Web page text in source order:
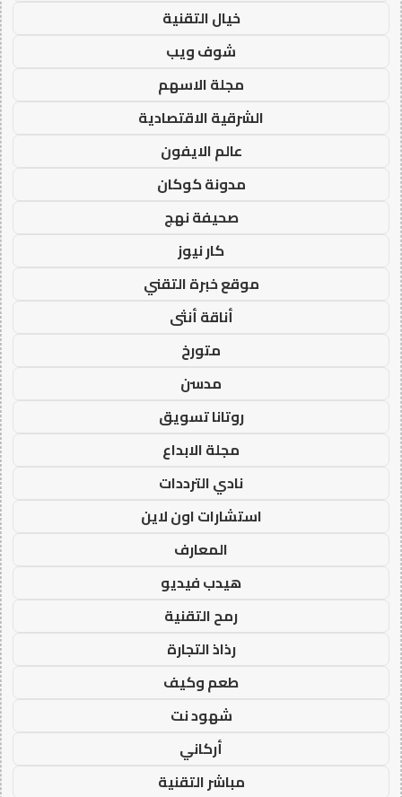
خيال التقنية
شوف ويب
مجلة الاسهم
الشرقية الاقتصادية
عالم الايفون
مدونة كوكان
صحيفة نهج
كار نيوز
موقع خبرة التقني
أناقة أنثى
متورخ
مدسن
روتانا تسويق
مجلة الابداع
نادي الترددات
استشارات اون لاين
المعارف
هيدب فيديو
رمح التقنية
رذاذ التجارة
طعم وكيف
شهود نت
أركاني
مباشر التقنية